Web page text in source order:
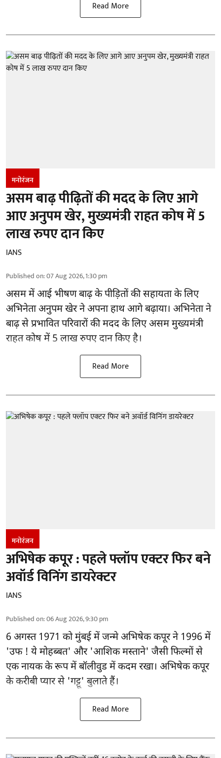
Read More
मनोरंजन
असम बाढ़ पीढ़ितों की मदद के लिए आगे
आए अनुपम खेर, मुख्यमंत्री राहत कोष में 5
लाख रुपए दान किए
IANS
Published on:07 Aug 2026, 1:30 pm
असम में आई भीषण बाढ़ केपीड़ितों की सहायताके लिए
अभिनेता अनुपम खेर ने अपना हाथ आगे बढ़ाया। अभिनेता ने
बाढ़ से प्रभावित परिवारों की मदद के लिए असम मुख्यमंत्री
राहत कोष में 5 लाख रुपए दान किए है।
Read More
मनोरंजन
अभिषेक कपूर : पहले फ्लॉप एक्टर फिर बने
अवॉर्ड विनिंग डायरेक्टर
IANS
Published on:06 Aug 2026, 9:30 pm
6 अगस्त 1971 को मुंबई में जन्मे अभिषेक कपूर ने 1996 में
'उफ ! ये मोहब्बत' और 'आशिक मस्ताने' जैसी फिल्मों से
एक नायक के रूप मेंबॉलीवुडमें कदम रखा। अभिषेक कपूर
के करीबी प्यार से 'गट्टू' बुलाते हैं।
Read More